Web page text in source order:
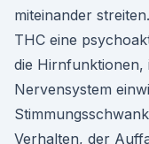
miteinander
THC eine
die Hirnfunktionen,
Nervensystem
Verhalten, der